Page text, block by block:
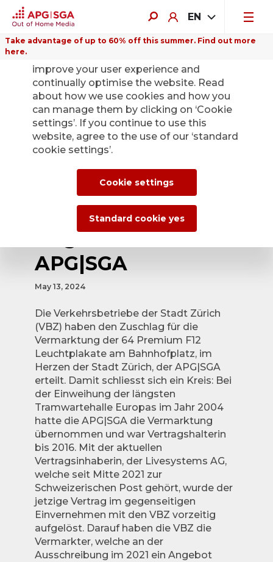
EN
Take advantage of up to 60% off this summer. Find out more
here.
Back
Der Zürcher
Bahnhofplatz ist
wieder zurück im
Angebot der
APG|SGA
May 13, 2024
Die Verkehrsbetriebe der Stadt Zürich
(VBZ) haben den Zuschlag für die
Vermarktung der 64 Premium F12
Leuchtplakate am Bahnhofplatz, im
Herzen der Stadt Zürich, der APG|SGA
erteilt. Damit schliesst sich ein Kreis: Bei
der Einweihung der längsten
Tramwartehalle Europas im Jahr 2004
hatte die APG|SGA die Vermarktung
übernommen und war Vertragshalterin
bis 2016. Mit der aktuellen
Vertragsinhaberin, der Livesystems AG,
welche seit Mitte 2021 zur
Schweizerischen Post gehört, wurde der
jetzige Vertrag im gegenseitigen
Einvernehmen mit den VBZ vorzeitig
aufgelöst. Darauf haben die VBZ die
Vermarkter, welche an der
Ausschreibung im 2021 ein Angebot
improve your user experience and
continually optimise the website. Read
about how we use cookies and how you
can manage them by clicking on ‘Cookie
settings’. If you continue to use this
website, agree to the use of our ‘standard
cookie settings’.
Cookie settings
Standard cookie yes